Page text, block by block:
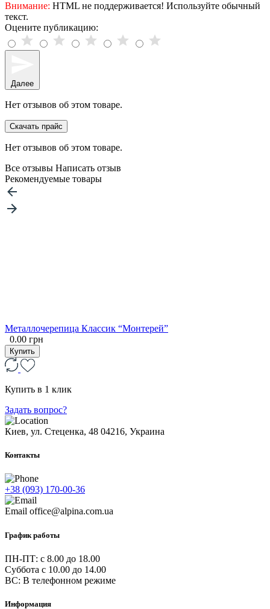
Внимание: HTML не поддерживается! Используйте обычный
текст.
Оцените публикацию:
Далее
Нет отзывов об этом товаре.
Скачать прайс
Нет отзывов об этом товаре.
Все отзывы Написать отзыв
Рекомендуемые товары
Металлочерепица Классик “Монтерей”
0.00 грн
Купить
Купить в 1 клик
Задать вопрос?
Киев, ул. Стеценка, 48 04216, Украина
Контакты
+38 (093) 170-00-36
Email office@alpina.com.ua
График работы
ПН-ПТ: c 8.00 до 18.00
Суббота с 10.00 до 14.00
ВС: В телефонном режиме
Информация